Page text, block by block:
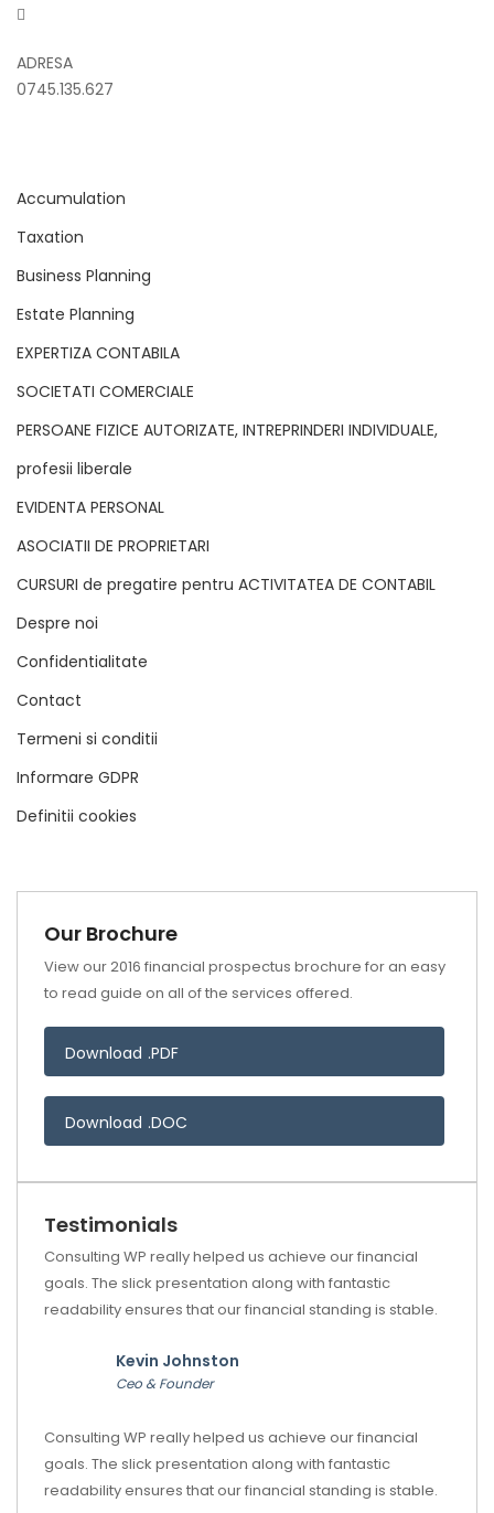
ADRESA
0745.135.627
Accumulation
Taxation
Business Planning
Estate Planning
EXPERTIZA CONTABILA
SOCIETATI COMERCIALE
PERSOANE FIZICE AUTORIZATE, INTREPRINDERI INDIVIDUALE,
profesii liberale
EVIDENTA PERSONAL
ASOCIATII DE PROPRIETARI
CURSURI de pregatire pentru ACTIVITATEA DE CONTABIL
Despre noi
Confidentialitate
Contact
Termeni si conditii
Informare GDPR
Definitii cookies
Our Brochure
View our 2016 financial prospectus brochure for an easy
to read guide on all of the services offered.
Download .PDF
Download .DOC
Testimonials
Consulting WP really helped us achieve our financial
goals. The slick presentation along with fantastic
readability ensures that our financial standing is stable.
Kevin Johnston
Ceo & Founder
Consulting WP really helped us achieve our financial
goals. The slick presentation along with fantastic
readability ensures that our financial standing is stable.